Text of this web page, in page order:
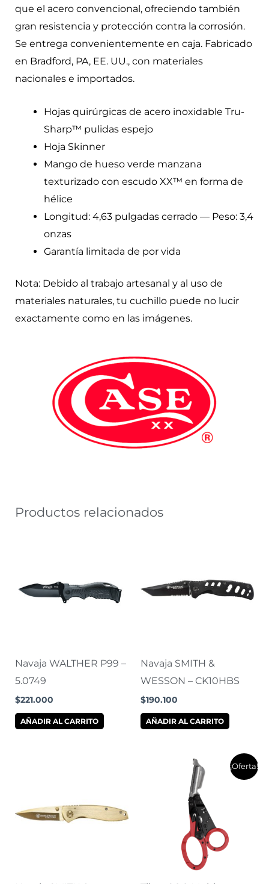
que el acero convencional, ofreciendo también
gran resistencia y protección contra la corrosión.
Se entrega convenientemente en caja. Fabricado
en Bradford, PA, EE. UU., con materiales
nacionales e importados.
Hojas quirúrgicas de acero inoxidable Tru-
Sharp™ pulidas espejo
Hoja Skinner
Mango de hueso verde manzana
texturizado con escudo XX™ en forma de
hélice
Longitud: 4,63 pulgadas cerrado — Peso: 3,4
onzas
Garantía limitada de por vida
Nota: Debido al trabajo artesanal y al uso de
materiales naturales, tu cuchillo puede no lucir
exactamente como en las imágenes.
Productos relacionados
Navaja WALTHER P99 –
5.0749
$221.000
AÑADIR AL CARRITO
Navaja SMITH &
WESSON – CK10HBS
$190.100
AÑADIR AL CARRITO
¡Oferta!
precio
original
era:
$477.900.
precio
actual